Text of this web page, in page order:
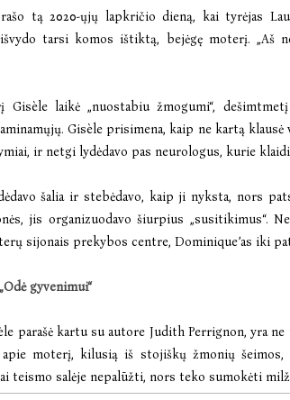
tą 2020-ųjų lapkričio dieną, kai tyrėjas
tarsi komos ištiktą, bejėgę moterį. „Aš
Gisèle laikė „nuostabiu žmogumi“,
Gisèle prisimena, kaip ne kartą
ir netgi lydėdavo pas neurologus, kurie
šalia ir stebėdavo, kaip ji nyksta, nors
jis organizuodavo šiurpius
sijonais prekybos centre, Dominique’as iki
gyvenimui“
parašė kartu su autore Judith Perrignon, yra
apie moterį, kilusią iš stojiškų žmonių šeimos,
teismo salėje nepalūžti, nors teko sumokėti